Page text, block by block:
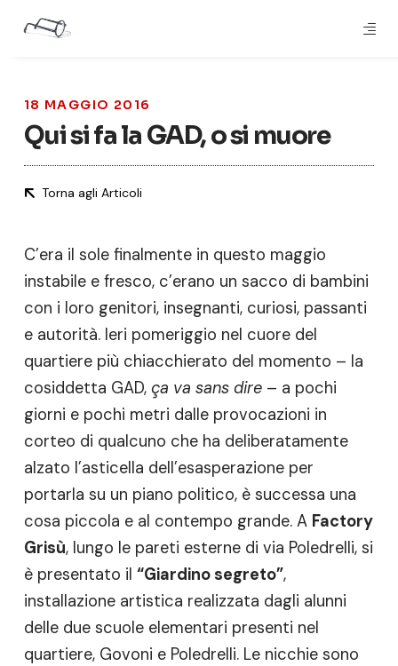
18 MAGGIO 2016
Qui si fa la GAD, o si muore
Torna agli Articoli
C’era il sole finalmente in questo maggio
instabile e fresco, c’erano un sacco di bambini
con i loro genitori, insegnanti, curiosi, passanti
e autorità. Ieri pomeriggio nel cuore del
quartiere più chiacchierato del momento – la
cosiddetta GAD, ça va sans dire– a pochi
giorni e pochi metri dalle provocazioni in
corteo di qualcuno che ha deliberatamente
alzato l’asticella dell’esasperazione per
portarla su un piano politico, è successa una
cosa piccola e al contempo grande. A Factory
Grisù, lungo le pareti esterne di via Poledrelli, si
è presentato il “Giardino segreto”,
installazione artistica realizzata dagli alunni
delle due scuole elementari presenti nel
quartiere, Govoni e Poledrelli. Le nicchie sono